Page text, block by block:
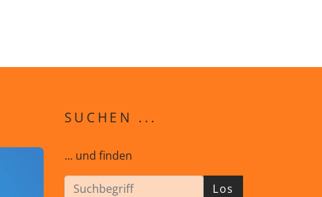
SUCHEN ...
... und finden
Los